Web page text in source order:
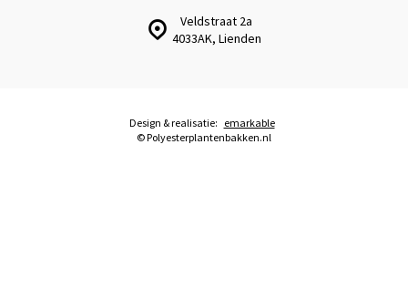
Veldstraat 2a
4033AK, Lienden
© Polyesterplantenbakken.nl
Design & realisatie: emarkable